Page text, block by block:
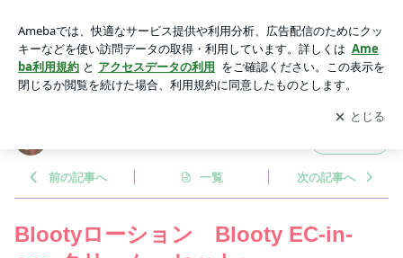
works in water....
アプリをダウンロードして ブログの更新通知
を受け取りまし
ょう。
開く
前の記事へ 一覧 次の記事へ
Blootyローション Blooty EC-in-